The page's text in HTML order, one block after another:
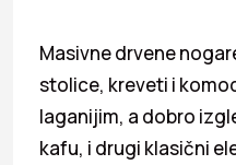
Masivne drvene
stolice, kreveti i
laganijim, a dobro
kafu, i drugi klasični